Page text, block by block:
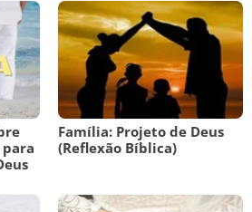
Família: Projeto de Deus
(Reflexão Bíblica)